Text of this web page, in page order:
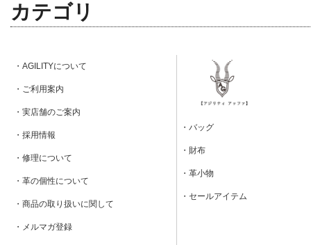
カテゴリ
・AGILITYについて
・ご利用案内
・実店舗のご案内
・採用情報
・修理について
・革の個性について
・商品の取り扱いに関して
・メルマガ登録
・バッグ
・財布
・革小物
・セールアイテム